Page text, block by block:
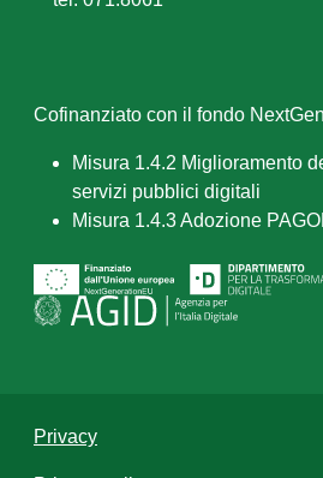
Cofinanziato con il fondo
Misura 1.4.2 Miglioramento
servizi pubblici digitali
Misura 1.4.3 Adozione
Privacy